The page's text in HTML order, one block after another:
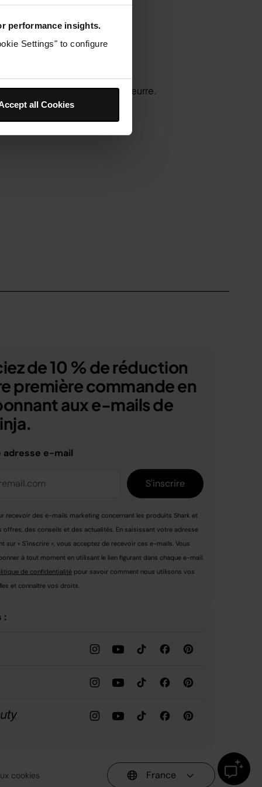
performance insights.
Settings" to configure
all Cookies
des garnitures comme du beurre.
de 10 % de réduction
première commande en
aux e-mails de
adresse e-mail
S'inscrire
recevoir des e-mails marketing concernant les produits Shark et
offres, des conseils et des actualités. En saisissant votre adresse
sur « S'inscrire », vous acceptez de recevoir ces e-mails. Vous
à tout moment en utilisant le lien figurant dans chaque e-mail.
de confidentialité pour savoir comment nous utilisons vos
et connaître vos droits.
:
cookies France